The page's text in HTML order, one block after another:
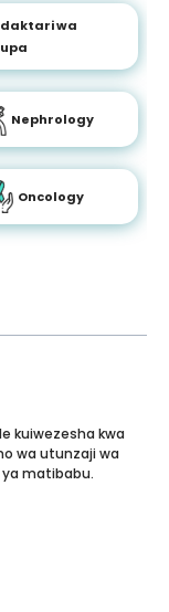
wa
Nephrology
Oncology
kuiwezesha kwa
wa utunzaji wa
matibabu.